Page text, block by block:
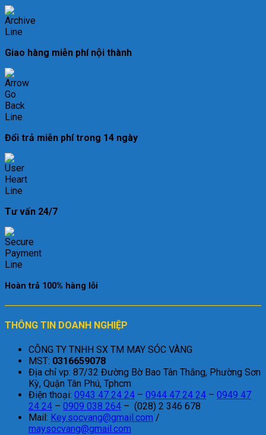
Giao hàng miễn phí nội thành
Đổi trả miễn phí trong 14 ngày
Tư vấn 24/7
Hoàn trả 100% hàng lỗi
THÔNG TIN DOANH NGHIỆP
CÔNG TY TNHH SX TM MAY SÓC VÀNG
MST: 0316659078
Địa chỉ vp: 87/32 Đường Bờ Bao Tân Thắng, Phường Sơn
Kỳ, Quận Tân Phú, Tphcm
Điện thoại: 0943 47 24 24 – 0944 47 24 24 – 0949 47
24 24 – 0909 038 264 – (028) 2 346 678
Mail: Key.socvang@gmail.com /
maysocvang@gmail.com